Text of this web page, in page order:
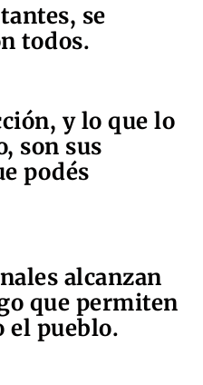
se
todos.
y lo que lo
son sus
podés
alcanzan
que permiten
el pueblo.